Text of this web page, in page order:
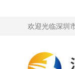
欢迎光临深圳